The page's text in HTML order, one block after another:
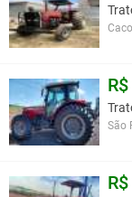
São